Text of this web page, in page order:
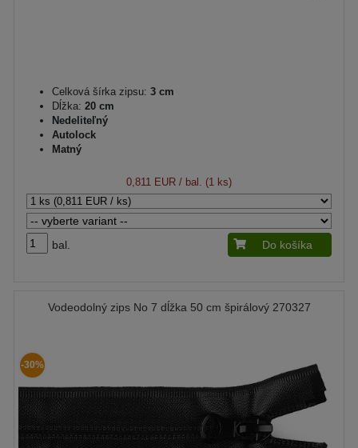
Celková šírka zipsu: 3 cm
Dĺžka: 20 cm
Nedeliteľný
Autolock
Matný
0,811 EUR / bal. (1 ks)
bal. Do košíka
Vodeodolný zips No 7 dĺžka 50 cm špirálový 270327
-30%